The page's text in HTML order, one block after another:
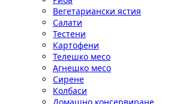
Вегетариански ястия
Салати
Тестени
Картофени
Телешко месо
Агнешко месо
Сирене
Колбаси